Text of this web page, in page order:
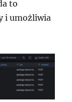
to
i umożliwia